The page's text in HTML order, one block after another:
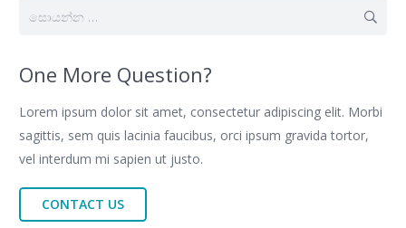
සොයන්න:
One More Question?
Lorem ipsum dolor sit amet, consectetur adipiscing elit. Morbi
sagittis, sem quis lacinia faucibus, orci ipsum gravida tortor,
vel interdum mi sapien ut justo.
CONTACT US